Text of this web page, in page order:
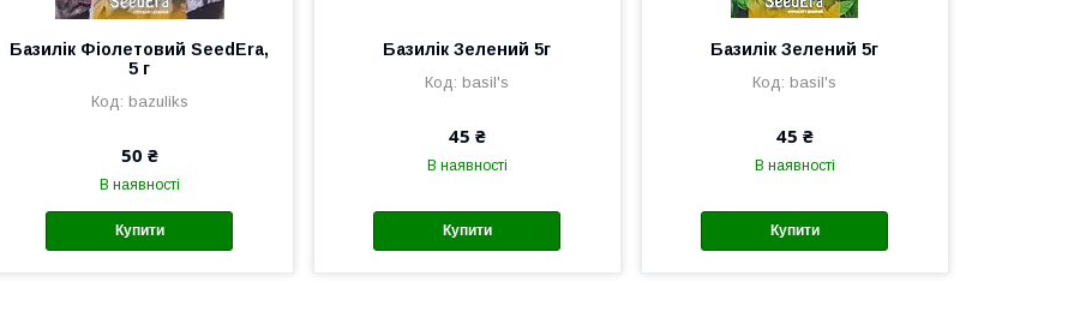
Базилік Фіолетовий SeedEra,
5 г
bazuliks
50 ₴
В наявності
Купити
Базилік Зелений 5г
basil's
45 ₴
В наявності
Купити
Базилік Зелений 5г
basil's
45 ₴
В наявності
Купити